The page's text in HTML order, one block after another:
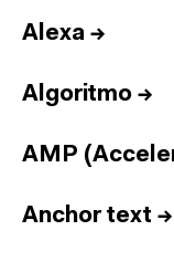
Alexa →
Algoritmo →
AMP
Anchor text →